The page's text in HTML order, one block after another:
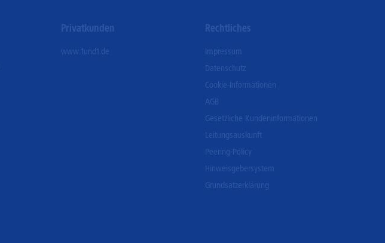
Privatkunden
www.1und1.de
Rechtliches
Impressum
Datenschutz
Cookie-Informationen
AGB
Gesetzliche Kundeninformationen
Leitungsauskunft
Peering-Policy
Hinweisgebersystem
Grundsatzerklärung